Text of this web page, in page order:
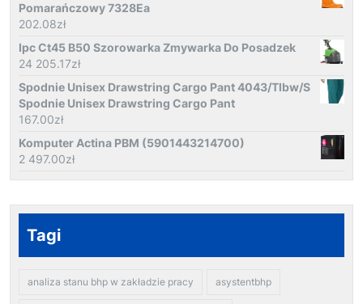
Pomarańczowy 7328Ea
202.08zł
Ipc Ct45 B50 Szorowarka Zmywarka Do Posadzek
24 205.17zł
Spodnie Unisex Drawstring Cargo Pant 4043/Tlbw/S
Spodnie Unisex Drawstring Cargo Pant
167.00zł
Komputer Actina PBM (5901443214700)
2 497.00zł
Tagi
analiza stanu bhp w zakładzie pracy asystentbhp